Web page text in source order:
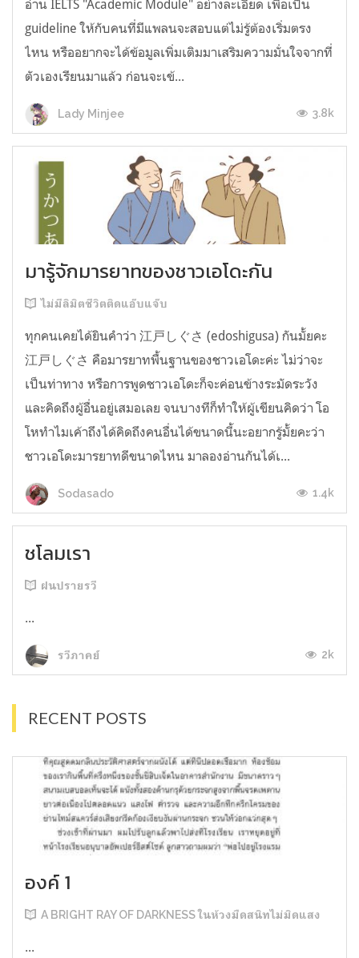
อ่าน IELTS "Academic Module" อย่างละเอียด เพื่อเป็น
guideline ให้กับคนที่มีแพลนจะสอบแต่ไม่รู้ต้องเริ่มตรง
ไหน หรืออยากจะได้ข้อมูลเพิ่มเติมมาเสริมความมั่นใจจากที่
ตัวเองเรียนมาแล้ว ก่อนจะเข้...
Lady Minjee 3.8k
มารู้จักมารยาทของชาวเอโดะกัน
ไม่มีลิมิตชีวิตติดแอ๊บแจ๊บ
ทุกคนเคยได้ยินคำว่า 江戸しぐさ (edoshigusa) กันมั้ยคะ
江戸しぐさ คือมารยาทพื้นฐานของชาวเอโดะค่ะ ไม่ว่าจะ
เป็นท่าทาง หรือการพูดชาวเอโดะก็จะค่อนข้างระมัดระวัง
และคิดถึงผู้อื่นอยู่เสมอเลย จนบางทีก็ทำให้ผู้เขียนคิดว่า โอ
โหทำไมเค้าถึงได้คิดถึงคนอื่นได้ขนาดนี้นะอยากรู้มั้ยคะว่า
ชาวเอโดะมารยาทดีขนาดไหน มาลองอ่านกันได้เ...
Sodasado 1.4k
ชโลมเรา
ฝนปรายรวี
...
รวีภาคย์ 2k
RECENT POSTS
องค์ 1
A BRIGHT RAY OF DARKNESS ในห้วงมืดสนิทไม่มิดแสง
...